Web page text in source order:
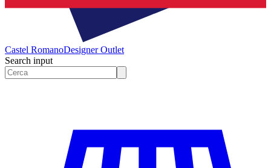
Castel RomanoDesigner Outlet
Search input